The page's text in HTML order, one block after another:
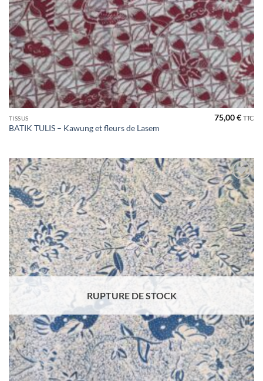
TISSUS
BATIK TULIS – Kawung et fleurs de Lasem
75,00€ TTC
Ajouter
à la liste
de
souhaits
RUPTURE DE STOCK